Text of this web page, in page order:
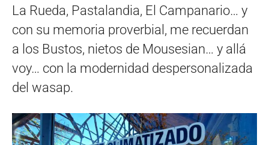
La Rueda, Pastalandia, El Campanario… y
con su memoria proverbial, me recuerdan
a los Bustos, nietos de Mousesian… y allá
voy… con la modernidad despersonalizada
del wasap.